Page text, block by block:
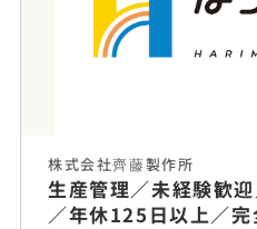
株式会社齊藤製作所
生産管理／未経験歓
／年休125日以上／完